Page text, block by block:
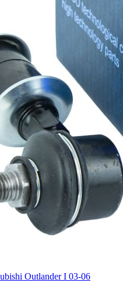
Outlander I 03-06